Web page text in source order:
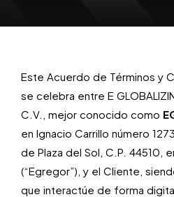
Este Acuerdo de Términos y
se celebra entre E
C.V., mejor conocido como
en Ignacio Carrillo número
de Plaza del Sol, C.P. 44510,
(“Egregor”), y el Cliente,
que interactúe de forma